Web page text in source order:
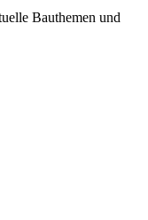
Bauthemen und